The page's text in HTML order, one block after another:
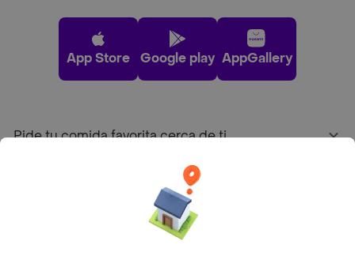
App Store Google play AppGallery
Pide tu comida favorita cerca de ti